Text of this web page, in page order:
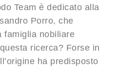
Team è dedicato alla
Porro, che
famiglia nobiliare
ricerca? Forse in
ha predisposto